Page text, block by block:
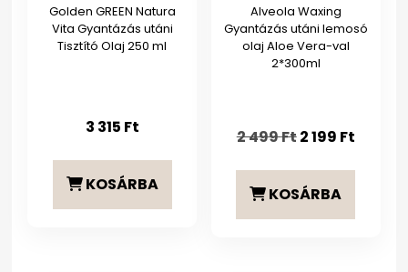
Golden GREEN Natura
Vita Gyantázás utáni
Tisztító Olaj 250 ml
3 315 Ft
KOSÁRBA
Alveola Waxing
Gyantázás utáni lemosó
olaj Aloe Vera-val
2*300ml
2 499FtOriginal
was:
2
499 Ft.
2 199 Ft
199 Ft.
KOSÁRBA